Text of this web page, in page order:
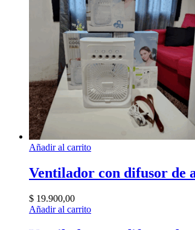
Añadir al carrito
Ventilador con difusor de
$ 19.900,00
Añadir al carrito